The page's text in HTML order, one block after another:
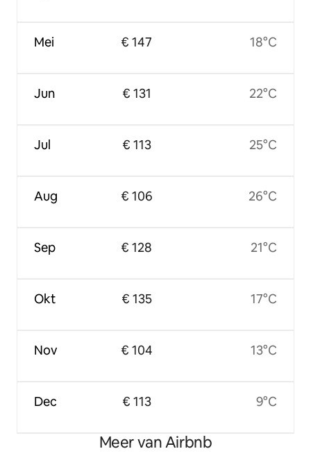
Mei
Jun
Jul
Aug
Sep
Okt
Nov
Dec
€ 147
€ 131
€ 113
€ 106
€ 128
€ 135
€ 104
€ 113
18°C
22°C
25°C
26°C
21°C
17°C
13°C
9°C
Meer van Airbnb